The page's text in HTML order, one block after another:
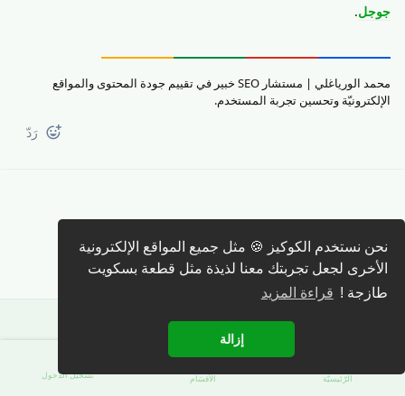
نحن نستخدم الكوكيز 🍪 مثل جميع المواقع الإلكترونية
الأخرى لجعل تجربتك معنا لذيذة مثل قطعة بسكويت
طازجة ! قراءة المزيد
إزالة
جوجل.
محمد الورياغلي | مستشار SEO خبير في تقييم جودة المحتوى والمواقع
الإلكترونيّة وتحسين تجربة المستخدم.
رَدّ
كتابة رد 🖊️
الرّئيسيّة الأقسَام تسجيل الدّخول